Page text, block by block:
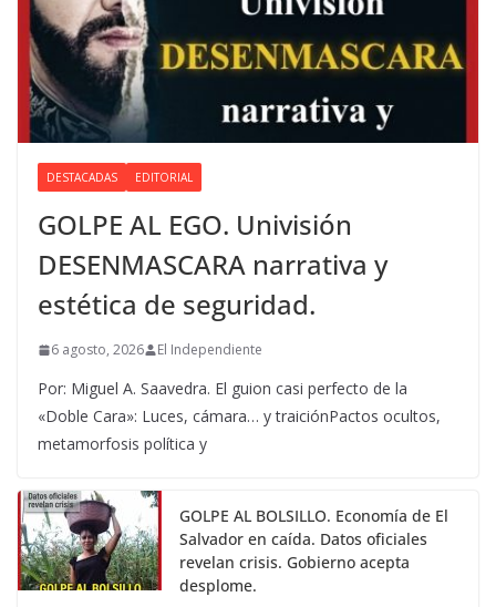
DESTACADAS EDITORIAL
GOLPE AL EGO. Univisión
DESENMASCARA narrativa y
estética de seguridad.
6 agosto, 2026 El Independiente
Por: Miguel A. Saavedra. El guion casi perfecto de la
«Doble Cara»: Luces, cámara… y traiciónPactos ocultos,
metamorfosis política y
GOLPE AL BOLSILLO. Economía de El
Salvador en caída. Datos oficiales
revelan crisis. Gobierno acepta
desplome.